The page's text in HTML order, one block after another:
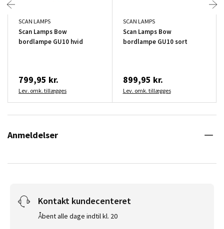
SCAN LAMPS
Scan Lamps Bow
bordlampe GU10 hvid
799,95 kr.
Lev. omk. tillægges
SCAN LAMPS
Scan Lamps Bow
bordlampe GU10 sort
899,95 kr.
Lev. omk. tillægges
Anmeldelser
Kontakt kundecenteret
Åbent alle dage indtil kl. 20